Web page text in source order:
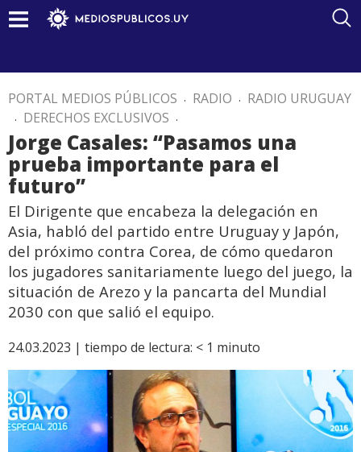
PORTAL MEDIOS PÚBLICOS . RADIO . RADIO URUGUAY
. DERECHOS EXCLUSIVOS .
Jorge Casales: “Pasamos una
prueba importante para el
futuro”
El Dirigente que encabeza la delegación en
Asia, habló del partido entre Uruguay y Japón,
del próximo contra Corea, de cómo quedaron
los jugadores sanitariamente luego del juego, la
situación de Arezo y la pancarta del Mundial
2030 con que salió el equipo.
24.03.2023 | tiempo de lectura: < 1 minuto